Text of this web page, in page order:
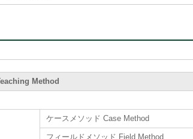
Method
ケースメソッド Case Method
フィールドメソッド Field Method